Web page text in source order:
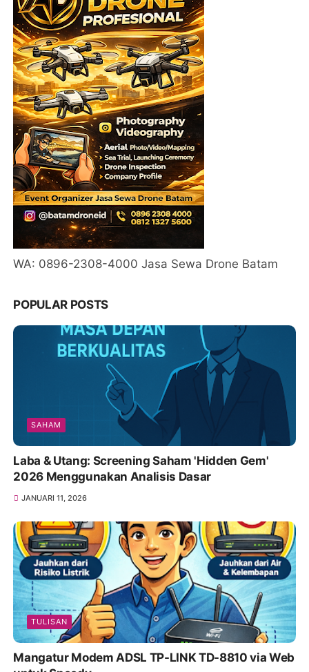
WA: 0896-2308-4000 Jasa Sewa Drone Batam
POPULAR POSTS
SAHAM
Laba & Utang: Screening Saham 'Hidden Gem'
2026 Menggunakan Analisis Dasar
JANUARI 11, 2026
TULISAN
Mangatur Modem ADSL TP-LINK TD-8810 via Web